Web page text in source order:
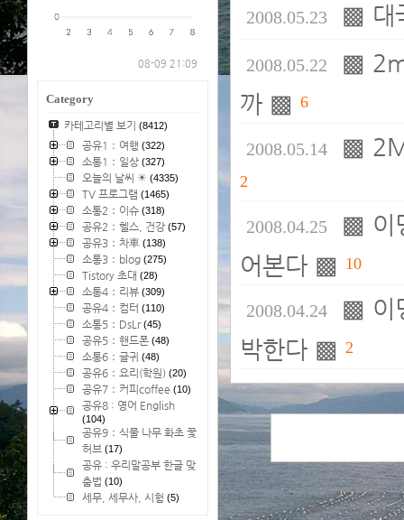
08-09 21:09
Category
카테고리별 보기 (8412)
공유1：여행 (322)
소통1：일상 (327)
오늘의 날씨 ☀ (4335)
TV 프로그램 (1465)
소통2：이슈 (318)
공유2：헬스, 건강 (57)
공유3：차車 (138)
소통3：blog (275)
Tistory 초대 (28)
소통4：리뷰 (309)
공유4：컴터 (110)
소통5：DsLr(45)
공유5：핸드폰 (48)
소통6：글귀 (48)
공유6：요리(학원) (20)
공유7：커피coffee (10)
공유8 : 영어 English
(104)
공유9：식물 나무 화초 꽃
허브 (17)
공유 : 우리말공부 한글 맞
춤법 (10)
세무, 세무사, 시험 (5)
2008.05.23 ▩ 대
2008.05.22 ▩
까 ▩ 6
2008.05.14 ▩
2
2008.04.25 ▩ 이
어본다 ▩ 10
2008.04.24 ▩ 이
박한다 ▩ 2